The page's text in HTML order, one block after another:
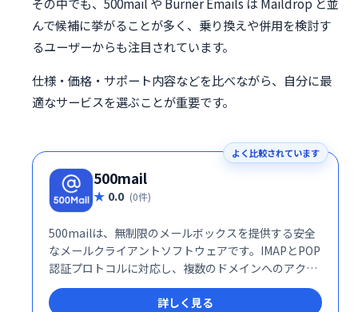
んで候補に挙がることが多く、乗り換えや併用を検討す
るユーザーからも注目されています。
仕様・価格・サポート内容などを比べながら、自分に最
適なサービスを選ぶことが重要です。
よく比較されています
500mail
0.0 (0件)
500mailは、無制限のメールボックスを提供する安全
なメールクライアントソフトウェアです。IMAPとPOP
認証プロトコルに対応し、複数のドメインへのアクセ
スも可能です。信頼性の高いメール環境を実現し、安
全にメールの送受信が行えます。
詳しく見る